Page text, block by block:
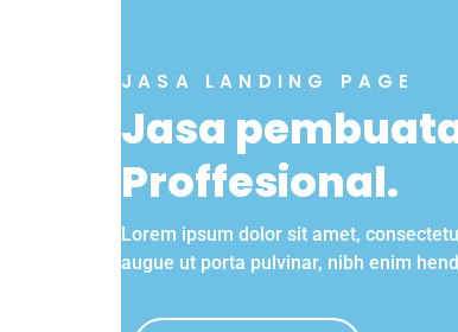
JASA LANDING PAGE
Jasa
Proffesional.
Lorem ipsum dolor sit amet,
augue ut porta pulvinar, nibh enim